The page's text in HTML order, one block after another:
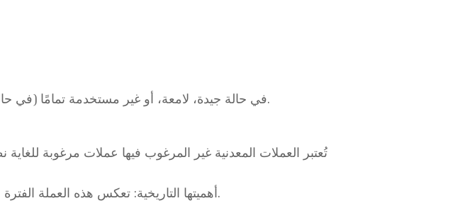
في حالة جيدة، لامعة، أو غير مستخدمة تمامًا (في حالة سك العملة)، يمكن أن تُباع العملات المعدنية بعدة آلاف من الدولارات.
تُعتبر العملات المعدنية غير المرغوب فيها عملات مرغوبة للغاية
أهميتها التاريخية: تعكس هذه العملة الفترة المضطربة للصين الحديثة، وترمز إلى ثالوث السياسة والاقتصاد والثقافة.